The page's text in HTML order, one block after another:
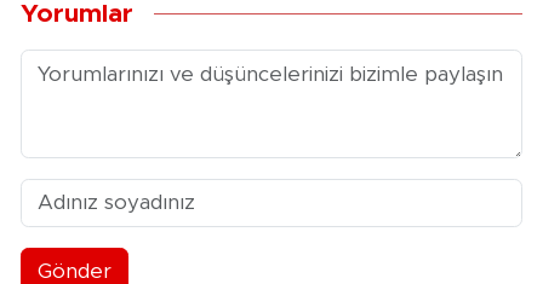
Yorumlar
Gönder